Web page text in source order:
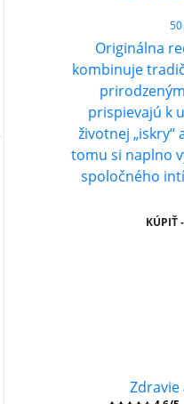
Originálna
kombinuje
prispievajú k
životnej „iskry“
tomu si naplno
spoločného
KÚPIŤ
Zdravie